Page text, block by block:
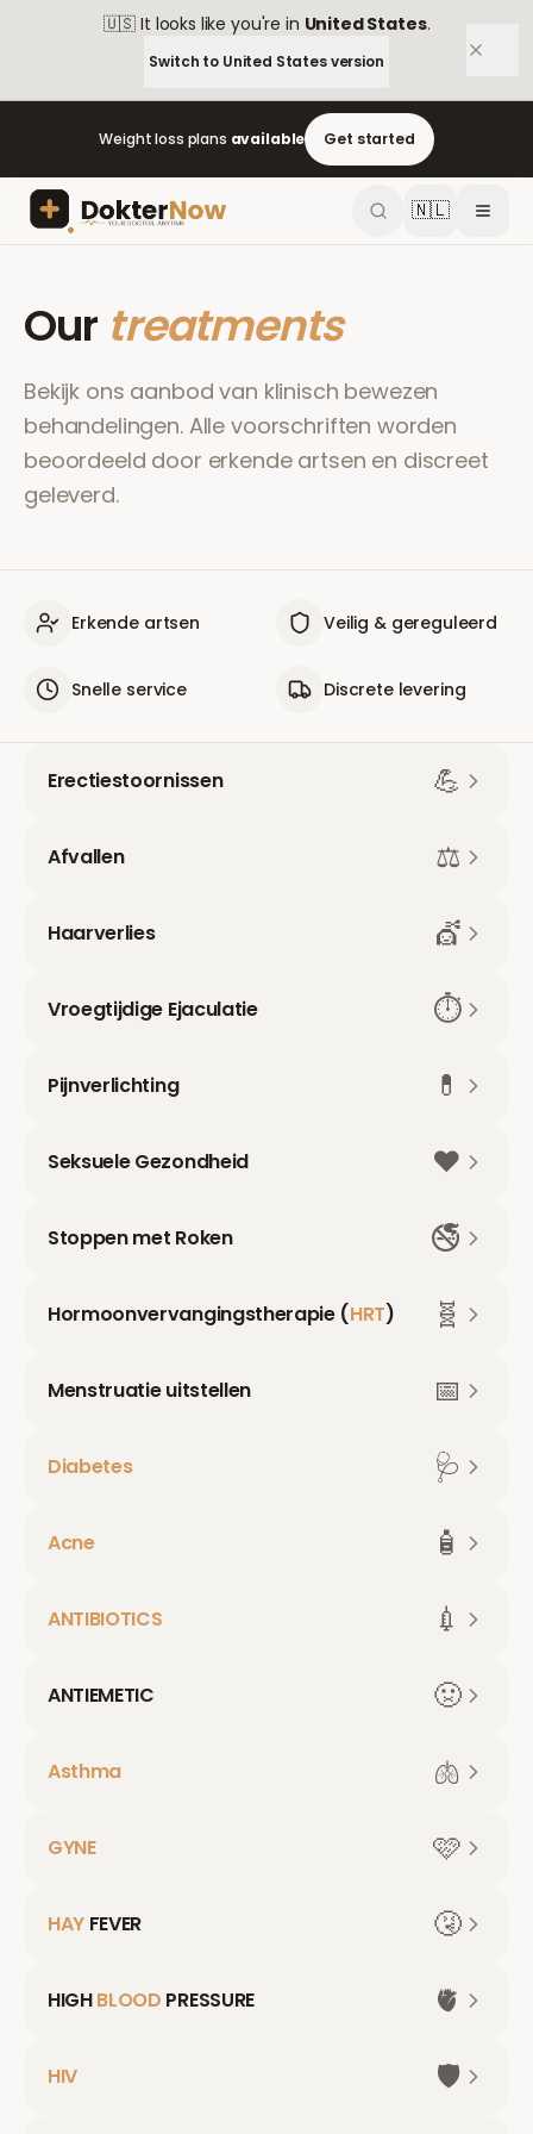
🇺🇸 It looks like you're in United States.
Switch to United Statesversion
Weight loss plans available Get started
🇳🇱
Our treatments
Bekijk ons aanbod van klinisch bewezen
behandelingen. Alle voorschriften worden
beoordeeld door erkende artsen en discreet
geleverd.
Erkende artsen Veilig & gereguleerd
Snelle service Discrete levering
Erectiestoornissen 💪
Afvallen ⚖️
Haarverlies 💇
Vroegtijdige Ejaculatie ⏱️
Pijnverlichting 💊
Seksuele Gezondheid ❤️
Stoppen met Roken 🚭
Hormoonvervangingstherapie (HRT) 🧬
Menstruatie uitstellen 📅
Diabetes 🩺
Acne 🧴
ANTIBIOTICS 💉
ANTIEMETIC 🤢
Asthma 🫁
GYNE 🩷
HAY FEVER 🤧
HIGHBLOOD PRESSURE 🫀
HIV
🛡️